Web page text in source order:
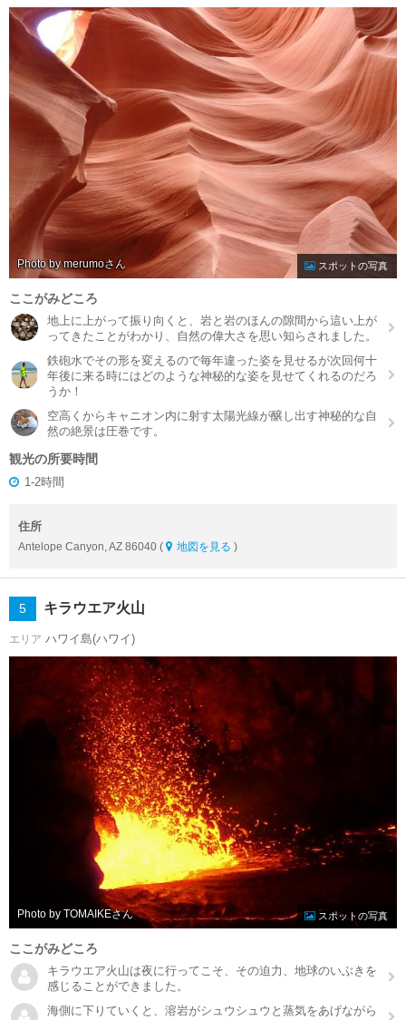
Photo by merumo スポットの写真
ここがみどころ
地上に上がって振り向くと、岩と岩のほんの隙間から這い上が
ってきたことがわかり、自然の偉大さを思い知らされました。
鉄砲水でその形を変えるので毎年違った姿を見せるが次回何十
年後に来る時にはどのような神秘的な姿を見せてくれるのだろ
うか！
空高くからキャニオン内に射す太陽光線が醸し出す神秘的な自
然の絶景は圧巻です。
観光の所要時間
1-2時間
住所
Antelope Canyon, AZ 86040 ( 地図を見る )
5 キラウエア火山
エリア ハワイ島(ハワイ)
Photo by TOMAIKE スポットの写真
ここがみどころ
キラウエア火山は夜に行ってこそ、その迫力、地球のいぶきを
感じることができました。
海側に下りていくと、溶岩がシュウシュウと蒸気をあげながら